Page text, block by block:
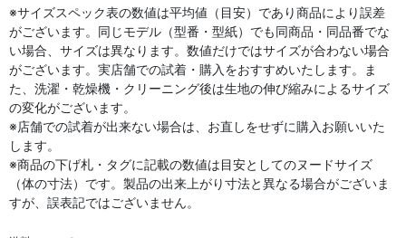
※サイズスペック表の数値は平均値（目安）であり商品により誤差
がございます。同じモデル（型番・型紙）でも同商品・同品番でな
い場合、サイズは異なります。数値だけではサイズが合わない場合
がございます。実店舗での試着・購入をおすすめいたします。ま
た、洗濯・乾燥機・クリーニング後は生地の伸び縮みによるサイズ
の変化がございます。
※店舗での試着が出来ない場合は、お直しをせずに購入お願いいた
します。
※商品の下げ札・タグに記載の数値は目安としてのヌードサイズ
（体の寸法）です。製品の出来上がり寸法と異なる場合がございま
すが、誤表記ではございません。